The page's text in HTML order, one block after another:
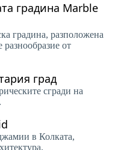
градина Marble
градина, разположена
от
град
сгради на
в Колката,